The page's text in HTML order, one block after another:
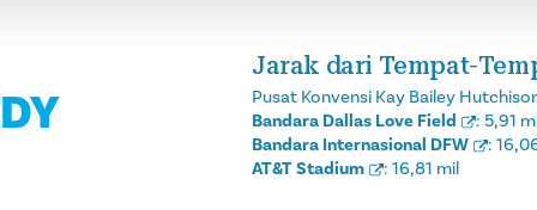
Jarak dari Tempat-
Pusat Konvensi Kay Bailey
Bandara Dallas Love Field
: 5,91
Bandara Internasional DFW
:
AT&T Stadium
: 16,81 mil